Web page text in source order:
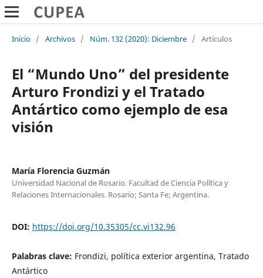
Inicio / Archivos / Núm. 132 (2020): Diciembre / Artículos
El “Mundo Uno” del presidente
Arturo Frondizi y el Tratado
Antártico como ejemplo de esa
visión
María Florencia Guzmán
Universidad Nacional de Rosario. Facultad de Ciencia Política y
Relaciones Internacionales. Rosario; Santa Fe; Argentina.
DOI: https://doi.org/10.35305/cc.vi132.96
Palabras clave: Frondizi, política exterior argentina, Tratado
Antártico